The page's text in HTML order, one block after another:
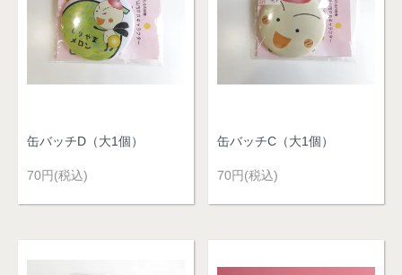
缶バッチD（大1個）
70円(税込)
缶バッチC（大1個）
70円(税込)